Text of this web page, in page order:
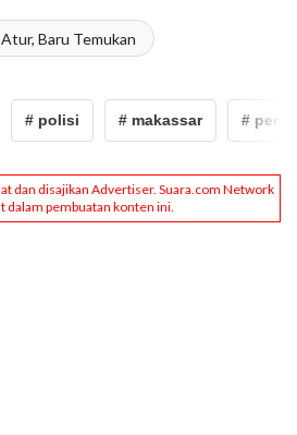
Atur, Baru Temukan
# polisi # makassar #